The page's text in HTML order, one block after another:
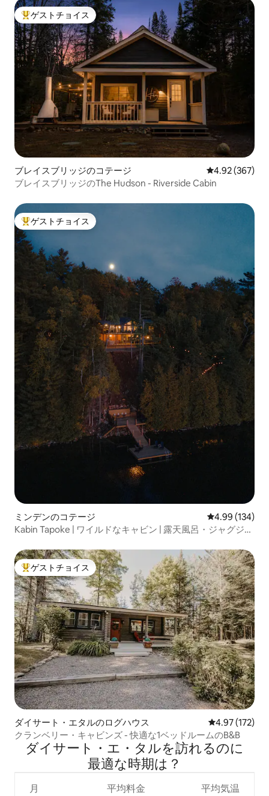
大好評のゲストチョイスです。
ゲストチョイス
ブレイスブリッジのコテージ レビュー367
4.92 (367)
ブレイスブリッジのThe Hudson - Riverside Cabin
大好評のゲストチョイスです。
ゲストチョイス
ミンデンのコテージ レビュー134
4.99 (134)
Kabin Tapoke | ワイルドなキャビン | 露天風呂・ジャグジ
大好評のゲストチョイスです。
ゲストチョイス
ダイサート・エタルのログハウス レビュー172
4.97 (172)
クランベリー・キャビンズ - 快適な1ベッドルームのB&B
ダイサート・エ・タルを訪⁠れ⁠るの⁠に
最⁠適⁠な時⁠期⁠は⁠？
月 平均料金 平均気温